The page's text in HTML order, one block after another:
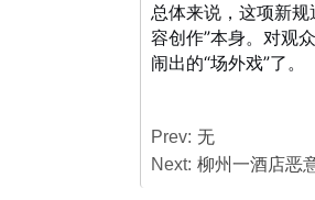
总体来说，这项新规
容创作”本身。对观
闹出的“场外戏”了。
Prev: 无
Next: 柳州一酒店恶